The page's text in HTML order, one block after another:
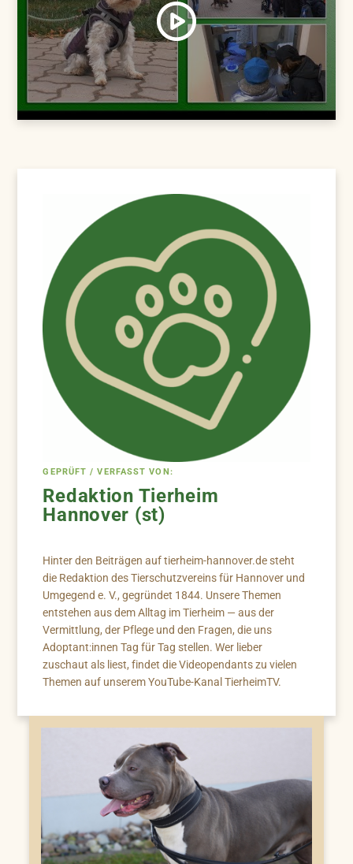
GEPRÜFT / VERFASST VON:
Redaktion Tierheim
Hannover (st)
Hinter den Beiträgen auf tierheim-hannover.de steht
die Redaktion des Tierschutzvereins für Hannover und
Umgegend e. V., gegründet 1844. Unsere Themen
entstehen aus dem Alltag im Tierheim — aus der
Vermittlung, der Pflege und den Fragen, die uns
Adoptant:innen Tag für Tag stellen. Wer lieber
zuschaut als liest, findet die Videopendants zu vielen
Themen auf unserem YouTube-Kanal TierheimTV.